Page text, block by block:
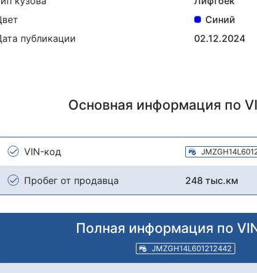
Цвет
Синий
Дата публикации
02.12.2024
Основная информация по
VIN-код
Пробег от продавца 248 тыс.км
Полная информация по
JMZGH14L601212442